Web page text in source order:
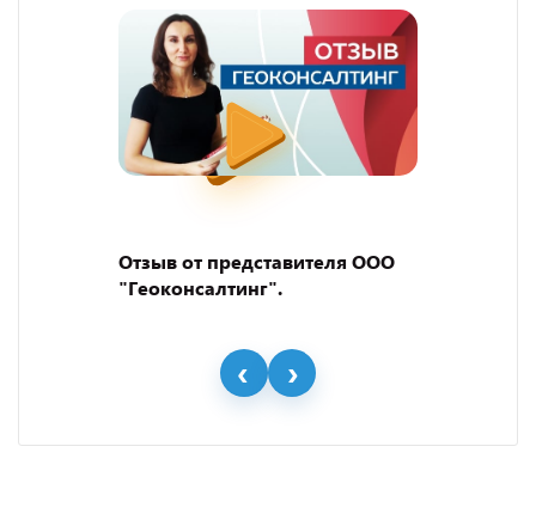
Отзыв от представителя ООО
"Геоконсалтинг".